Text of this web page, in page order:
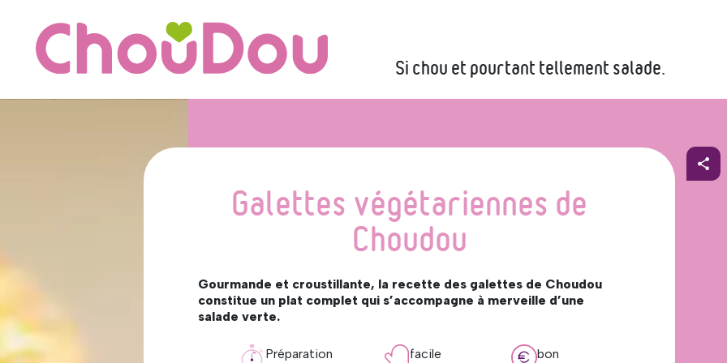
Si chou et pourtant tellement salade.
Galettes végétariennes de
Choudou
Gourmande et croustillante, la recette des galettes de Choudou
constitue un plat complet qui s’accompagne à merveille d’une
salade verte.
Préparation
facile
bon